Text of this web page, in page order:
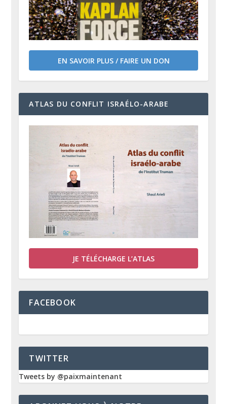
EN SAVOIR PLUS / FAIRE UN DON
ATLAS DU CONFLIT ISRAÉLO-ARABE
JE TÉLÉCHARGE L’ATLAS
FACEBOOK
TWITTER
Tweets by @paixmaintenant